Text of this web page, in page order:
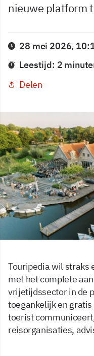
nieuwe platform
28 mei 2026,
Leestijd: 2
Delen
Touripedia wil straks
met het complete
vrijetijdssector in de
toegankelijk en
toerist
reisorganisaties,